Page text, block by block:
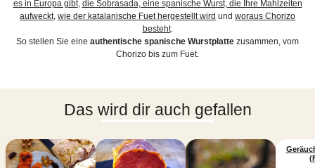
es in Europa gibt, die Sobrasada, eine spanische Wurst, die Ihre Mahlzeiten
aufweckt, wie der katalanische Fuet hergestellt wird und woraus Chorizo
besteht.
So stellen Sie eine authentische spanische Wurstplatte zusammen, vom
Chorizo bis zum Fuet.
Das wird dir auch gefallen